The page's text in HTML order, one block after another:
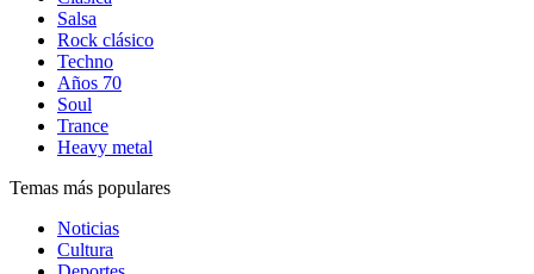
Salsa
Rock clásico
Techno
Años 70
Soul
Trance
Heavy metal
Temas más populares
Noticias
Cultura